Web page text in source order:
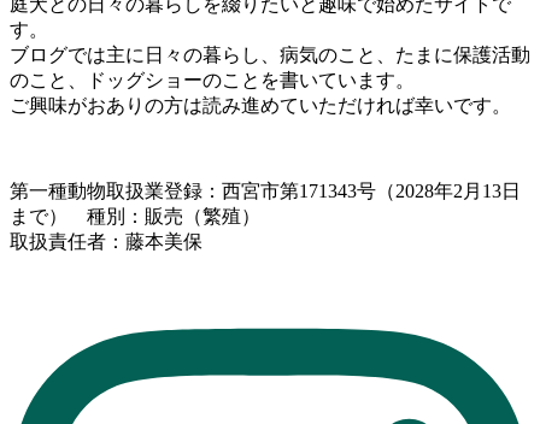
す。
ブログでは主に日々の暮らし、病気のこと、たまに保護活動
のこと、ドッグショーのことを書いています。
ご興味がおありの方は読み進めていただければ幸いです。
第一種動物取扱業登録：西宮市第171343号（2028年2月13日
まで） 種別：販売（繁殖）
取扱責任者：藤本美保